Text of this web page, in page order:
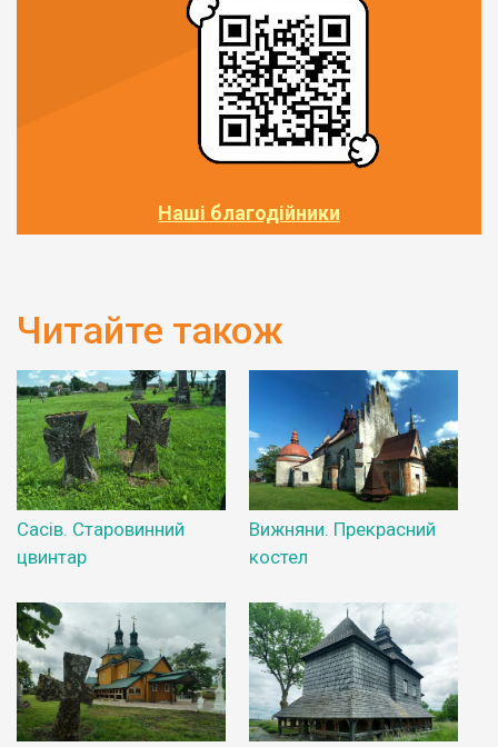
Наші благодійники
Читайте також
Сасів. Старовинний
цвинтар
Вижняни. Прекрасний
костел